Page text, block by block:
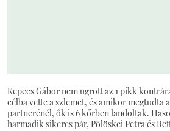
Kepecs Gábor nem ugrott az 1 pikk
célba vette a szlemet, és amikor megtudta
partnerénél, ők is 6 kőrben landoltak.
harmadik sikeres pár, Pölöskei Petra és